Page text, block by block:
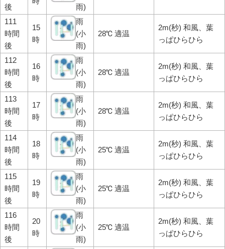
後
雨)
111
時間
後
15
時
雨
(小
雨)
28℃ 適温
2m(秒) 和風、葉
っぱひらひら
112
時間
後
16
時
雨
(小
雨)
28℃ 適温
2m(秒) 和風、葉
っぱひらひら
113
時間
後
17
時
雨
(小
雨)
28℃ 適温
2m(秒) 和風、葉
っぱひらひら
114
時間
後
18
時
雨
(小
雨)
25℃ 適温
2m(秒) 和風、葉
っぱひらひら
115
時間
後
19
時
雨
(小
雨)
25℃ 適温
2m(秒) 和風、葉
っぱひらひら
116
時間
後
20
時
雨
(小
雨)
25℃ 適温
2m(秒) 和風、葉
っぱひらひら